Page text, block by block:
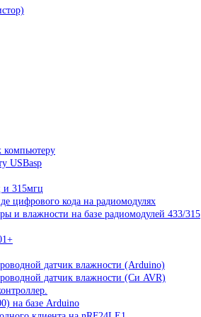
компьютеру
USBasp
и 315мгц
цифрового кода на радиомодулях
и влажности на базе радиомодулей 433/315
датчик влажности (Arduino)
датчик влажности (Си AVR)
на базе Arduino